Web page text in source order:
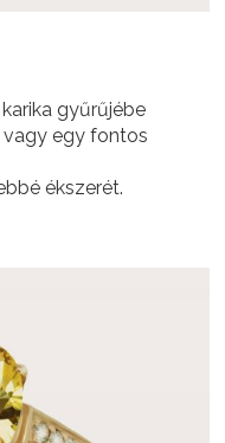
gyűrűjébe
egy fontos
ékszerét.